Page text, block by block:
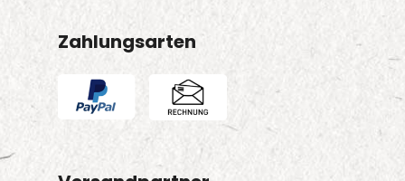
Zahlungsarten